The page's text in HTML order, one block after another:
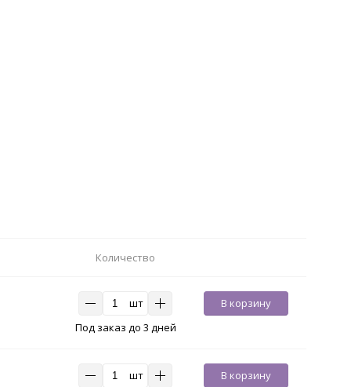
Количество
шт
В корзину
Под заказ до 3 дней
шт
В корзину